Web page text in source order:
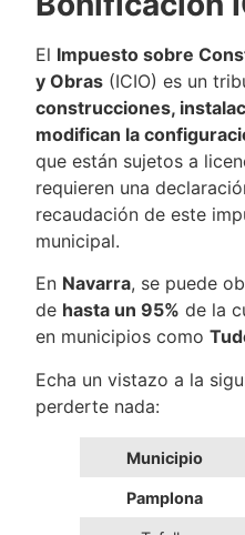
El Impuesto sobre
y Obras (ICIO) es un
construcciones,
modifican la
que están sujetos a
requieren una
recaudación de este
municipal.
En Navarra, se puede
de hasta un 95% de la
en municipios como
Echa un vistazo a la
perderte nada:
Municipio
Pamplona